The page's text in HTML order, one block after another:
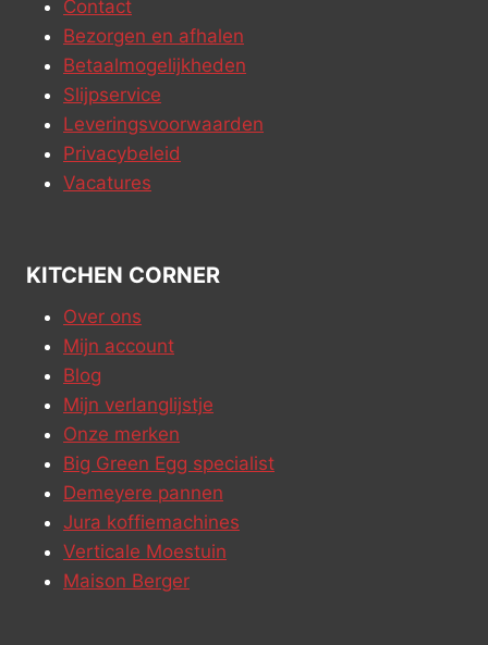
Contact
Bezorgen en afhalen
Betaalmogelijkheden
Slijpservice
Leveringsvoorwaarden
Privacybeleid
Vacatures
KITCHEN CORNER
Over ons
Mijn account
Blog
Mijn verlanglijstje
Onze merken
Big Green Egg specialist
Demeyere pannen
Jura koffiemachines
Verticale Moestuin
Maison Berger